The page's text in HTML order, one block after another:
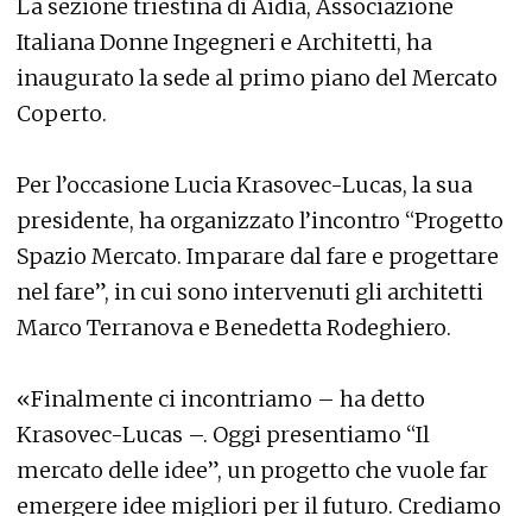
La sezione triestina di Aidia, Associazione
Italiana Donne Ingegneri e Architetti, ha
inaugurato la sede al primo piano del Mercato
Coperto.
Per l’occasione Lucia Krasovec-Lucas, la sua
presidente, ha organizzato l’incontro “Progetto
Spazio Mercato. Imparare dal fare e progettare
nel fare”, in cui sono intervenuti gli architetti
Marco Terranova e Benedetta Rodeghiero.
«Finalmente ci incontriamo – ha detto
Krasovec-Lucas –. Oggi presentiamo “Il
mercato delle idee”, un progetto che vuole far
emergere idee migliori per il futuro. Crediamo